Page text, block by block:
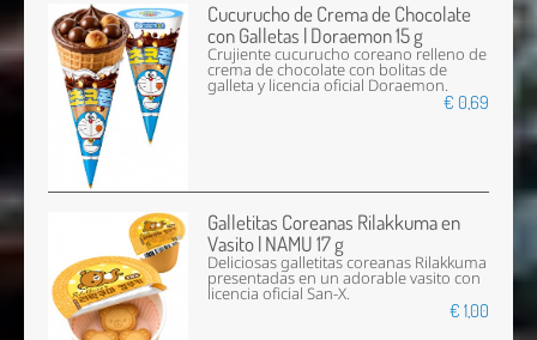
Cucurucho de Crema de Chocolate
con Galletas | Doraemon 15 g
Crujiente cucurucho coreano relleno de
crema de chocolate con bolitas de
galleta y licencia oficial Doraemon.
€ 0,69
Galletitas Coreanas Rilakkuma en
Vasito | NAMU 17 g
Deliciosas galletitas coreanas Rilakkuma
presentadas en un adorable vasito con
licencia oficial San-X.
€ 1,00